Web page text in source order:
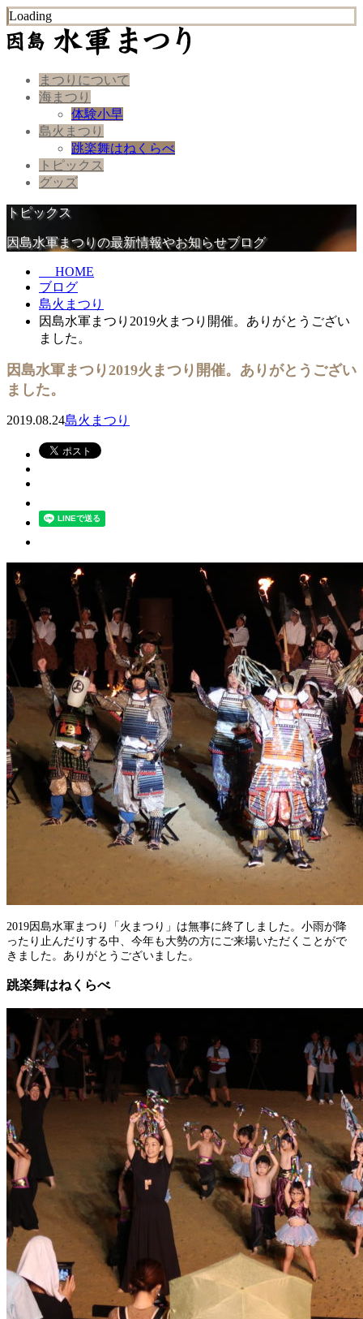
Loading
まつりについて
海まつり
体験小早
島火まつり
跳楽舞はねくらべ
トピックス
グッズ
トピックス
因島水軍まつりの最新情報やお知らせブログ
HOME
ブログ
島火まつり
因島水軍まつり2019火まつり開催。ありがとうござい
ました。
因島水軍まつり2019火まつり開催。ありがとうござい
ました。
2019.08.24島火まつり
2019因島水軍まつり「火まつり」は無事に終了しました。小雨が降
ったり止んだりする中、今年も大勢の方にご来場いただくことがで
きました。ありがとうございました。
跳楽舞はねくらべ